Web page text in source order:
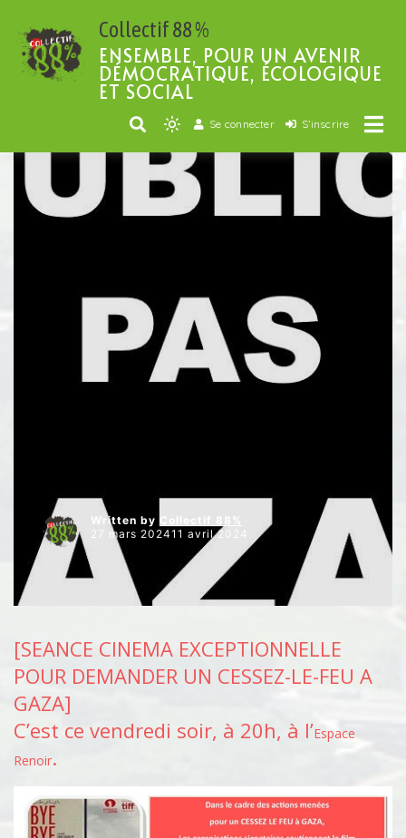
au
contenu
Collectif 88 %
ENSEMBLE, POUR UN AVENIR
DÉMOCRATIQUE, ÉCOLOGIQUE
ET SOCIAL
Light
mode
(click
to
Se connecter S’inscrire
ÉVENEMENTS / RENDEZ-VOUS
Written by Collectif 88%
27 mars 202411 avril 2024
[SEANCE CINEMA EXCEPTIONNELLE
POUR DEMANDER UN CESSEZ-LE-FEU A
GAZA]
C’est ce vendredi soir, à 20h, à l’Espace
Renoir.